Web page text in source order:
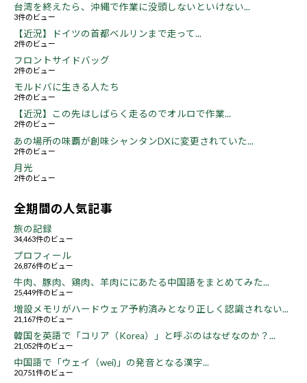
台湾を終えたら、沖縄で作業に没頭しないといけない...
3件のビュー
【近況】ドイツの首都ベルリンまで走って...
2件のビュー
フロントサイドバッグ
2件のビュー
モルドバに生きる人たち
2件のビュー
【近況】この先はしばらく走るのでオルロで作業...
2件のビュー
あの場所の味覇が創味シャンタンDXに変更されていた...
2件のビュー
月光
2件のビュー
全期間の人気記事
旅の記録
34,463件のビュー
プロフィール
26,876件のビュー
牛肉、豚肉、鶏肉、羊肉ににあたる中国語をまとめてみた...
25,449件のビュー
増設メモリがハードウェア予約済みとなり正しく認識されない...
21,167件のビュー
韓国を英語で「コリア（Korea）」と呼ぶのはなぜなのか？...
21,052件のビュー
中国語で「ウェイ（wei)」の発音となる漢字...
20,751件のビュー